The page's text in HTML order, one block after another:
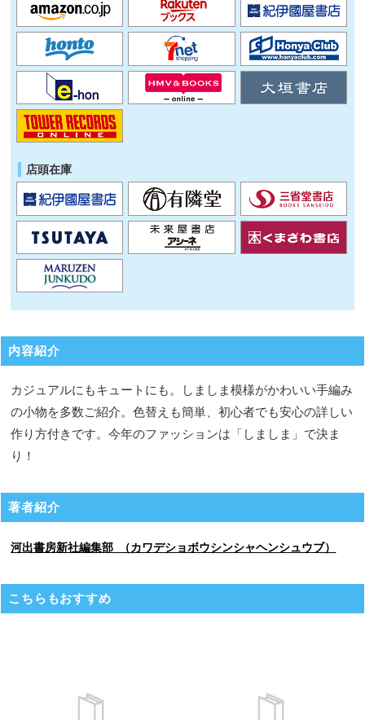
店頭在庫
内容紹介
カジュアルにもキュートにも。しましま模様がかわいい手編み
の小物を多数ご紹介。色替えも簡単、初心者でも安心の詳しい
作り方付きです。今年のファッションは「しましま」で決ま
り！
著者紹介
河出書房新社編集部 （カワデショボウシンシャヘンシュウブ）
こちらもおすすめ